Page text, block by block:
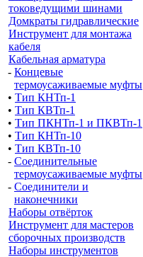
токоведущими шинами
Домкраты гидравлические
Инструмент для монтажа
кабеля
Кабельная арматура
- Концевые
термоусаживаемые муфты
• Тип КНТп-1
• Тип КВТп-1
• Тип ПКНТп-1 и ПКВТп-1
• Тип КНТп-10
• Тип КВТп-10
- Соединительные
термоусаживаемые муфты
- Соединители и
наконечники
Наборы отвёрток
Инструмент для мастеров
сборочных производств
Наборы инструментов